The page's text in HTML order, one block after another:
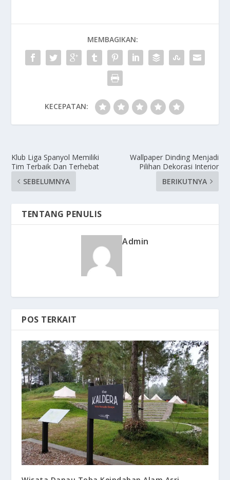
MEMBAGIKAN:
KECEPATAN:
Klub Liga Spanyol Memiliki
Tim Terbaik Dan Terhebat
SEBELUMNYA
Wallpaper Dinding Menjadi
Pilihan Dekorasi Interior
BERIKUTNYA
TENTANG PENULIS
Admin
POS TERKAIT